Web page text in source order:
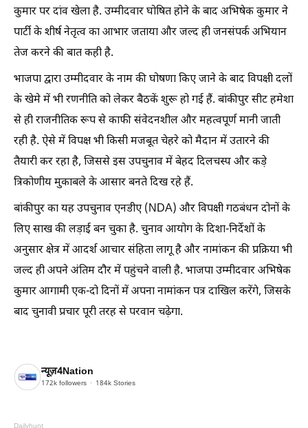
कुमार पर दांव खेला है. उम्मीदवार घोषित होने के बाद अभिषेक कुमार ने
पार्टी के शीर्ष नेतृत्व का आभार जताया और जल्द ही जनसंपर्क अभियान
तेज करने की बात कही है.
भाजपा द्वारा उम्मीदवार के नाम की घोषणा किए जाने के बाद विपक्षी दलों
के खेमे में भी रणनीति को लेकर बैठकें शुरू हो गई हैं. बांकीपुर सीट हमेशा
से ही राजनीतिक रूप से काफी संवेदनशील और महत्वपूर्ण मानी जाती
रही है. ऐसे में विपक्ष भी किसी मजबूत चेहरे को मैदान में उतारने की
तैयारी कर रहा है, जिससे इस उपचुनाव में बेहद दिलचस्प और कड़े
त्रिकोणीय मुकाबले के आसार बनते दिख रहे हैं.
बांकीपुर का यह उपचुनाव एनडीए (NDA) और विपक्षी गठबंधन दोनों के
लिए साख की लड़ाई बन चुका है. चुनाव आयोग के दिशा-निर्देशों के
अनुसार क्षेत्र में आदर्श आचार संहिता लागू है और नामांकन की प्रक्रिया भी
जल्द ही अपने अंतिम दौर में पहुंचने वाली है. भाजपा उम्मीदवार अभिषेक
कुमार आगामी एक-दो दिनों में अपना नामांकन पत्र दाखिल करेंगे, जिसके
बाद चुनावी प्रचार पूरी तरह से परवान चढ़ेगा.
न्यूज़4Nation
172k followers 184k Stories